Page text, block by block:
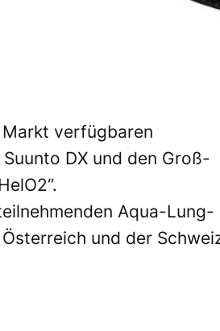
verfügbaren
DX und den Groß-
Aqua-Lung-
und der